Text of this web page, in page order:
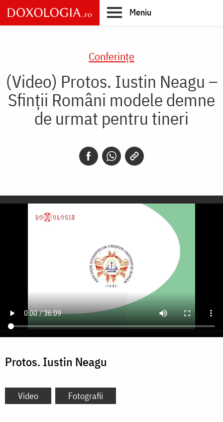
Skip
to
main
Meniu
Conferințe
(Video) Protos. Iustin Neagu –
Sfinții Români modele demne
de urmat pentru tineri
Protos. Iustin Neagu
Video Fotografii